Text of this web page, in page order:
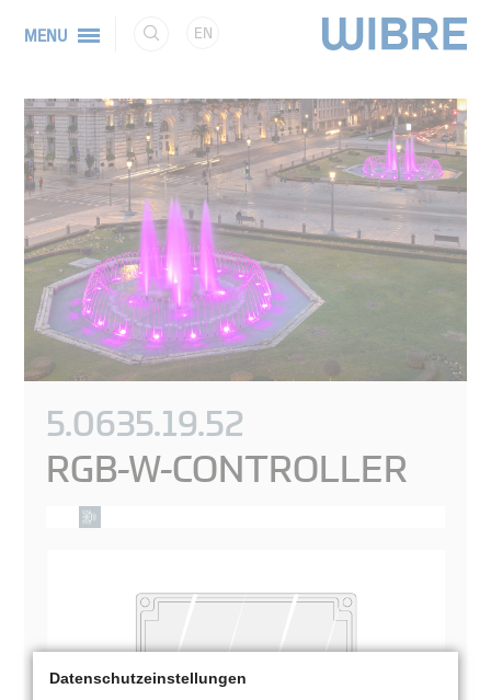
MENU EN
5.0635.19.52
RGB-W-CONTROLLER
Datenschutzeinstellungen